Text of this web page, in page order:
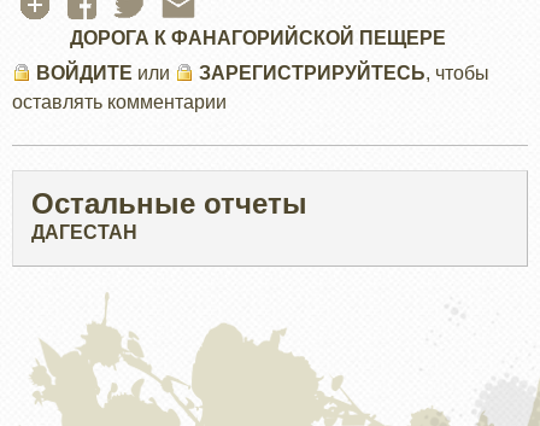
ДОРОГА К ФАНАГОРИЙСКОЙ ПЕЩЕРЕ
ВОЙДИТЕ или ЗАРЕГИСТРИРУЙТЕСЬ, чтобы
оставлять комментарии
Остальные отчеты
ДАГЕСТАН